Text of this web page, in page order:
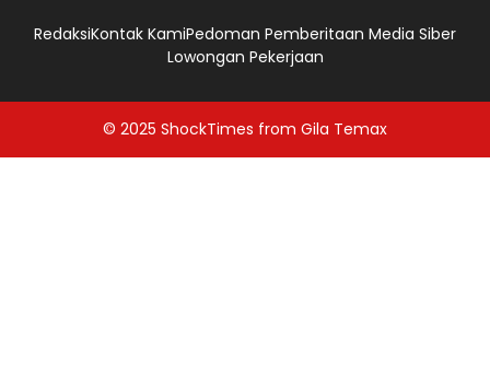
RedaksiKontak KamiPedoman Pemberitaan Media Siber
Lowongan Pekerjaan
© 2025 ShockTimes from Gila Temax